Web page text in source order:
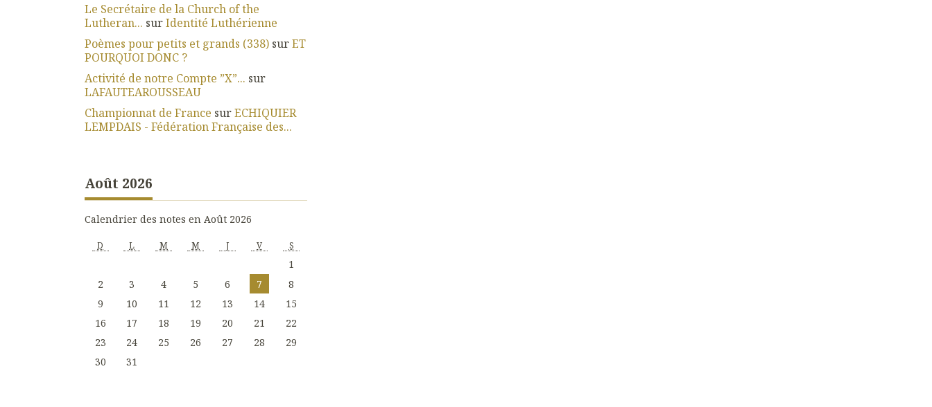
Le Secrétaire de la Church of the
Lutheran... surIdentité Luthérienne
Poèmes pour petits et grands (338) surET
POURQUOI DONC ?
Activité de notre Compte ”X”... sur
LAFAUTEAROUSSEAU
Championnat de France surECHIQUIER
LEMPDAIS - Fédération Française des...
Août 2026
Calendrier des notes en Août 2026
D L M M J V S
1
2
3 4 5 6 7
8
9
10 11 12 13 14
15
16
17 18 19 20 21
22
23
24 25 26 27 28
29
30
31